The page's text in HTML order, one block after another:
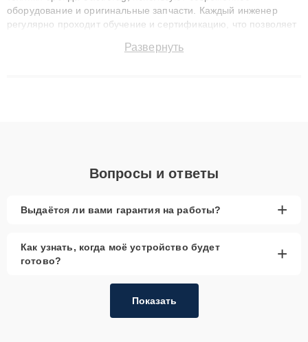
оборудование и оригинальные запчасти. Каждый инженер
регулярно проходит обучение и сертификацию, что позволяет
технику с сохранением гарантии до 3 лет. Наши мастера
Развернуть
Вопросы и ответы
Выдаётся ли вами гарантия на работы? +
Как узнать, когда моё устройство будет
готово?
+
Показать